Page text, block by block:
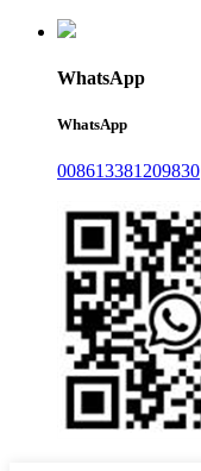
WhatsApp
WhatsApp
008613381209830